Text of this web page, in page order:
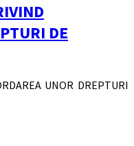
DE
UNOR DREPTURI